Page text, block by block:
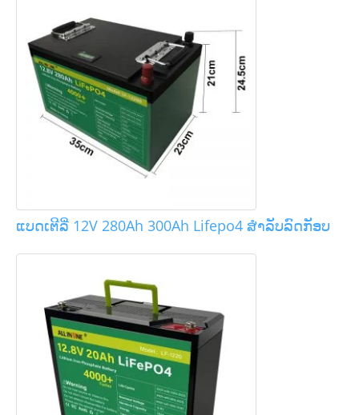
ແບດເຕີລີ່ 12V 280Ah 300Ah Lifepo4 ສໍາລັບລົດກັອບ